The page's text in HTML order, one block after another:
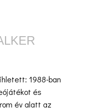
1988-ban
és
év alatt az